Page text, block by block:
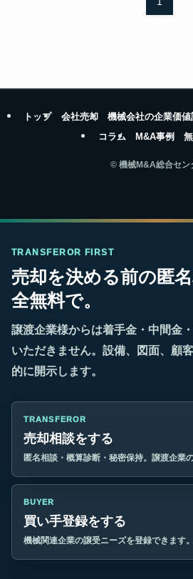
トップ 会社売却 機械会社の企業価値
コラム
M&A事例
©機械M&A総合セン
TRANSFEROR FIRST
売却を決める前の匿
全無料で。
譲渡企業様からは着手金・中間金
いただきません。設備、図面、顧
的に開示します。
TRANSFEROR
売却相談をする
匿名相談・概算診断・秘密保持。譲渡企業
BUYER
買い手登録をする
機械関連企業の譲受ニーズを登録できます。